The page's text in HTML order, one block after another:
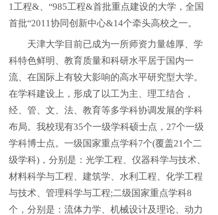
1工程&、“985工程&首批重点建设的大学，全国
首批“2011协同创新中心&14个牵头高校之一。
天津大学目前已成为一所师资力量雄厚、学
科特色鲜明、教育质量和科研水平居于国内一
流、在国际上有较大影响的高水平研究型大学。
在学科建设上，形成了以工为主、理工结合，
经、管、文、法、教育等多学科协调发展的学科
布局。我校现有35个一级学科硕士点，27个一级
学科博士点。一级国家重点学科7个(覆盖21个二
级学科)，分别是：光学工程、仪器科学与技术、
材料科学与工程、建筑学、水利工程、化学工程
与技术、管理科学与工程;二级国家重点学科8
个，分别是：流体力学、机械设计及理论、动力